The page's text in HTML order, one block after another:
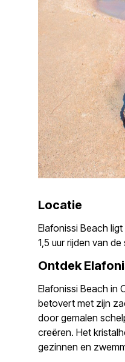
Locatie
Elafonissi Beach
1,5 uur rijden van
Ontdek
Elafonissi Beach in
betovert met zijn
door gemalen
creëren. Het
gezinnen en